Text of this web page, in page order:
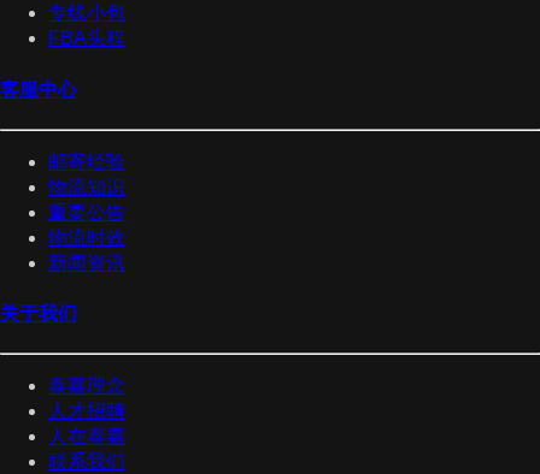
专线小包
FBA头程
客服中心
邮寄经验
物流知识
重要公告
物流时效
新闻资讯
关于我们
泰嘉理念
人才招聘
人在泰嘉
联系我们